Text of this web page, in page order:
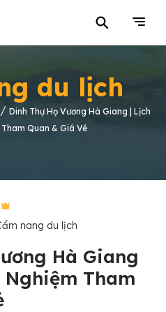
⚲
du lịch
/ Dinh Thự Họ Vương Hà Giang | Lịch
Quan & Giá Vé
nang du lịch
Hà Giang
Nghiệm Tham